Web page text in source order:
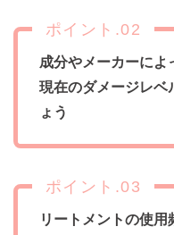
ポイント.02
成分やメーカーによ
現在のダメージレベ
ょう
ポイント.03
リートメントの使